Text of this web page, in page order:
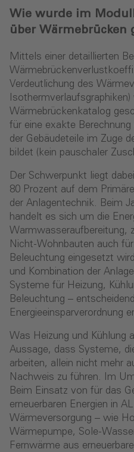
Wie wurde im
über Wärmebrücken
Mittels einer detaillierten
Verdeutlichung des
Isothermverlaufsgraphiken)
Wärmebrückenkatalog
für eine exakte
der Gebäudeteile im Zuge
bildet (kein pauschaler
Der Schwerpunkt liegt
80 Prozent auf dem
der Anlagentechnik. Beim
handelt es sich um die
Warmwasseraufbereitung,
Nicht-Wohnbauten auch
Beleuchtung eingesetzt
und Kombination der
Systeme für Heizung,
Beleuchtung –
Energieeinsparverordnung
Was Heizung und Kühlung
Aussage, dass Systeme,
arbeiten, allein nicht mehr
Nachweis zu führen. Im
Beim Einsatz von für das
erneuerbaren Energien in
Wärmeversorgung – wie
Wärmepumpe, Sole-
Fernwärme aus